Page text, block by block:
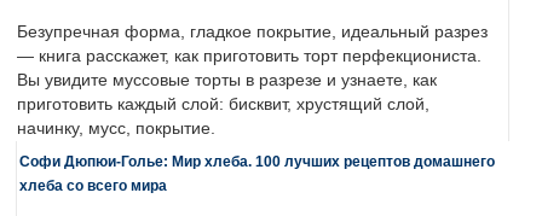
Безупречная форма, гладкое покрытие, идеальный разрез
— книга расскажет, как приготовить торт перфекциониста.
Вы увидите муссовые торты в разрезе и узнаете, как
приготовить каждый слой: бисквит, хрустящий слой,
начинку, мусс, покрытие.
Софи Дюпюи-Голье: Мир хлеба. 100 лучших рецептов домашнего
хлеба со всего мира